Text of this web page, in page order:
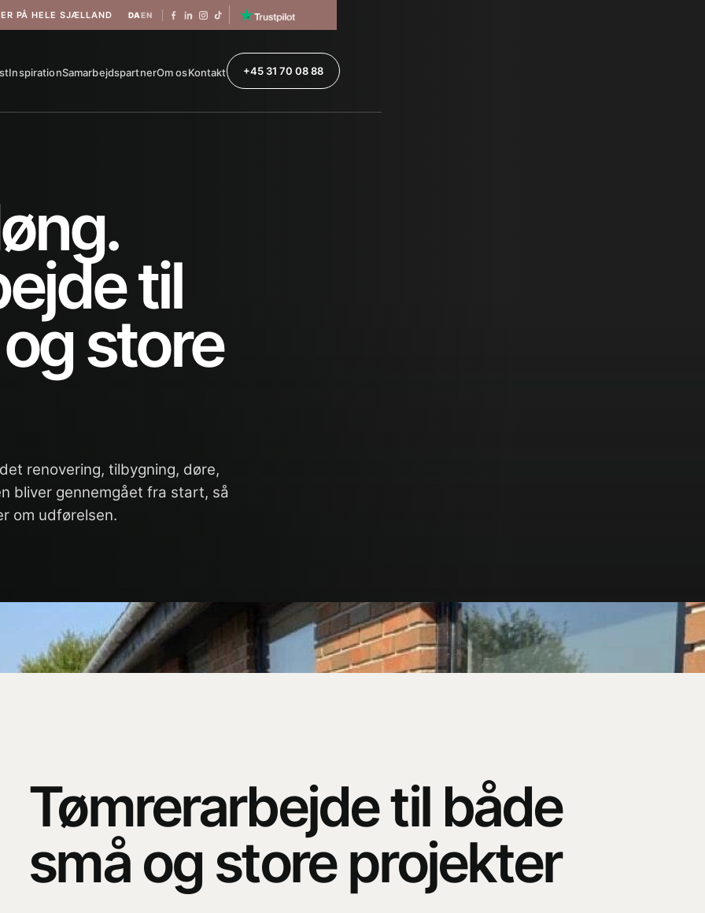
PÅ HELE SJÆLLAND DAEN
InspirationSamarbejdspartnerOm osKontakt +45 31 70 08 88
til
store
renovering, tilbygning, døre,
bliver gennemgået fra start, så
om udførelsen.
Tømrerarbejde til både
små og store projekter